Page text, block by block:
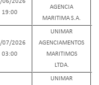
06/2026
19:00
AGENCIA
MARITIMA S.A.
07/2026
03:00
UNIMAR
AGENCIAMENTOS
MARITIMOS
LTDA.
UNIMAR